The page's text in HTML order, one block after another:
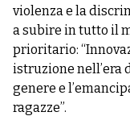
violenza e la
a subire in tutto il
prioritario:
istruzione nell’era
genere e
ragazze”.